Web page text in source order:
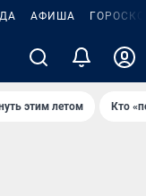
АФИША
этим летом Кто